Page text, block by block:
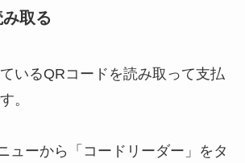
取る
いるQRコードを読み取って支払
。
ューから「コードリーダー」をタ